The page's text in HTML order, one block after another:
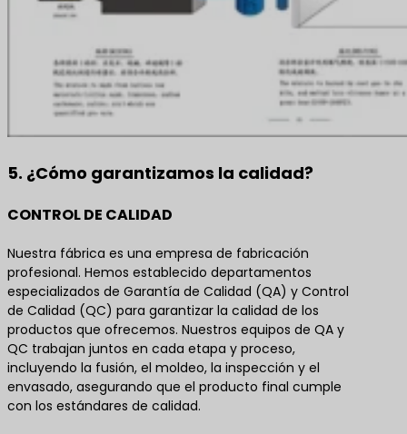
5. ¿Cómo garantizamos la calidad?
CONTROL DE CALIDAD
Nuestra fábrica es una empresa de fabricación
profesional. Hemos establecido departamentos
especializados de Garantía de Calidad (QA) y Control
de Calidad (QC) para garantizar la calidad de los
productos que ofrecemos. Nuestros equipos de QA y
QC trabajan juntos en cada etapa y proceso,
incluyendo la fusión, el moldeo, la inspección y el
envasado, asegurando que el producto final cumple
con los estándares de calidad.